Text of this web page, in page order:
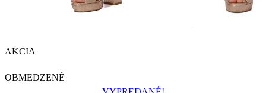
AKCIA
OBMEDZENÉ